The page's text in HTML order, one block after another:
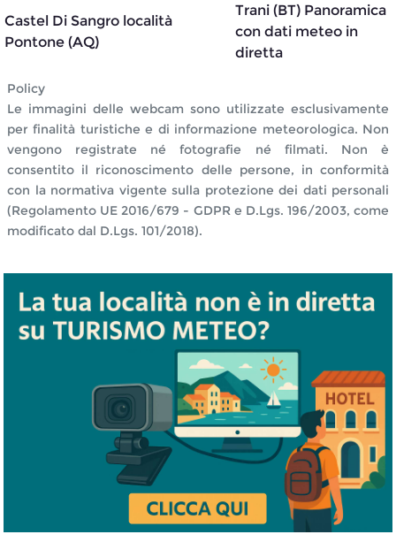
Castel Di Sangro località
Pontone (AQ)
Trani (BT) Panoramica
con dati meteo in
diretta
Policy
Le immagini delle webcam sono utilizzate esclusivamente
per finalità turistiche e di informazione meteorologica. Non
vengono registrate né fotografie né filmati. Non è
consentito il riconoscimento delle persone, in conformità
con la normativa vigente sulla protezione dei dati personali
(Regolamento UE 2016/679 - GDPR e D.Lgs. 196/2003, come
modificato dal D.Lgs. 101/2018).